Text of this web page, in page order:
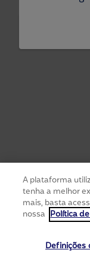
A plataforma
tenha a melhor
mais, basta
nossa Política
Definições